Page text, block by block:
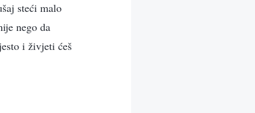
steći malo
nego da
i živjeti ćeš